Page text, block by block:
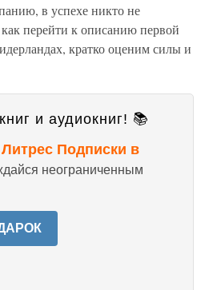
в успехе никто не
перейти к описанию первой
кратко оценим силы и
и аудиокниг! 📚
Подписки в
неограниченным